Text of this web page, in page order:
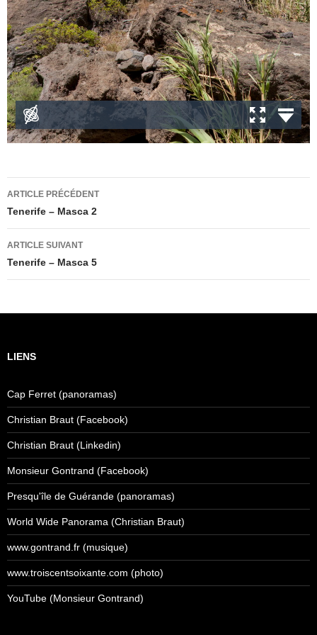
Navigation
des
articles
ARTICLE PRÉCÉDENT
Tenerife – Masca 2
ARTICLE SUIVANT
Tenerife – Masca 5
LIENS
Cap Ferret (panoramas)
Christian Braut (Facebook)
Christian Braut (Linkedin)
Monsieur Gontrand (Facebook)
Presqu'île de Guérande (panoramas)
World Wide Panorama (Christian Braut)
www.gontrand.fr (musique)
www.troiscentsoixante.com (photo)
YouTube (Monsieur Gontrand)